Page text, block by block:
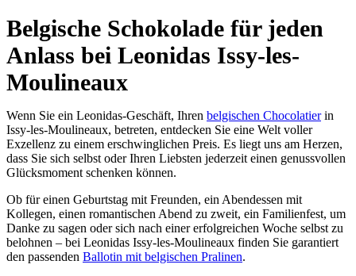
Belgische Schokolade für jeden
Anlass bei Leonidas Issy-les-
Moulineaux
Wenn Sie ein Leonidas-Geschäft, Ihren belgischen Chocolatierin
Issy-les-Moulineaux, betreten, entdecken Sie eine Welt voller
Exzellenz zu einem erschwinglichen Preis. Es liegt uns am Herzen,
dass Sie sich selbst oder Ihren Liebsten jederzeit einen genussvollen
Glücksmoment schenken können.
Ob für einen Geburtstag mit Freunden, ein Abendessen mit
Kollegen, einen romantischen Abend zu zweit, ein Familienfest, um
Danke zu sagen oder sich nach einer erfolgreichen Woche selbst zu
belohnen – bei Leonidas Issy-les-Moulineaux finden Sie garantiert
den passenden Ballotin mit belgischen Pralinen.